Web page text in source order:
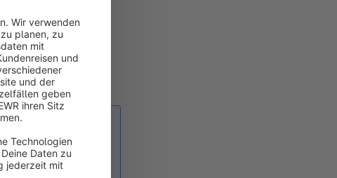
wir deine Daten
statt. Sei dir